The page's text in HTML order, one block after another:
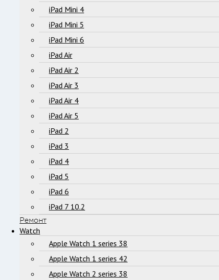
iPad Mini 4
iPad Mini 5
iPad Mini 6
iPad Air
iPad Air 2
iPad Air 3
iPad Air 4
iPad Air 5
iPad 2
iPad 3
iPad 4
iPad 5
iPad 6
iPad 7 10.2
Ремонт
Watch
Apple Watch 1 series 38
Apple Watch 1 series 42
Apple Watch 2 series 38